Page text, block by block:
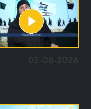
05-08-2026